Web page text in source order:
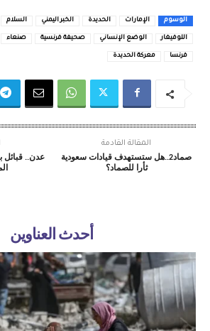
الوسوم الإمارات الحديدة الخبر اليمني السلام
اللوفيغار الوضع الإنساني صحيفة فرنسية صنعاء
فرنسا معركة الحديدة
عدن.. قبائل
المقالة القادمة
صماد2..هل ستستهدف قيادات سعودية
ثأرا للصماد؟
أحدث العناوين